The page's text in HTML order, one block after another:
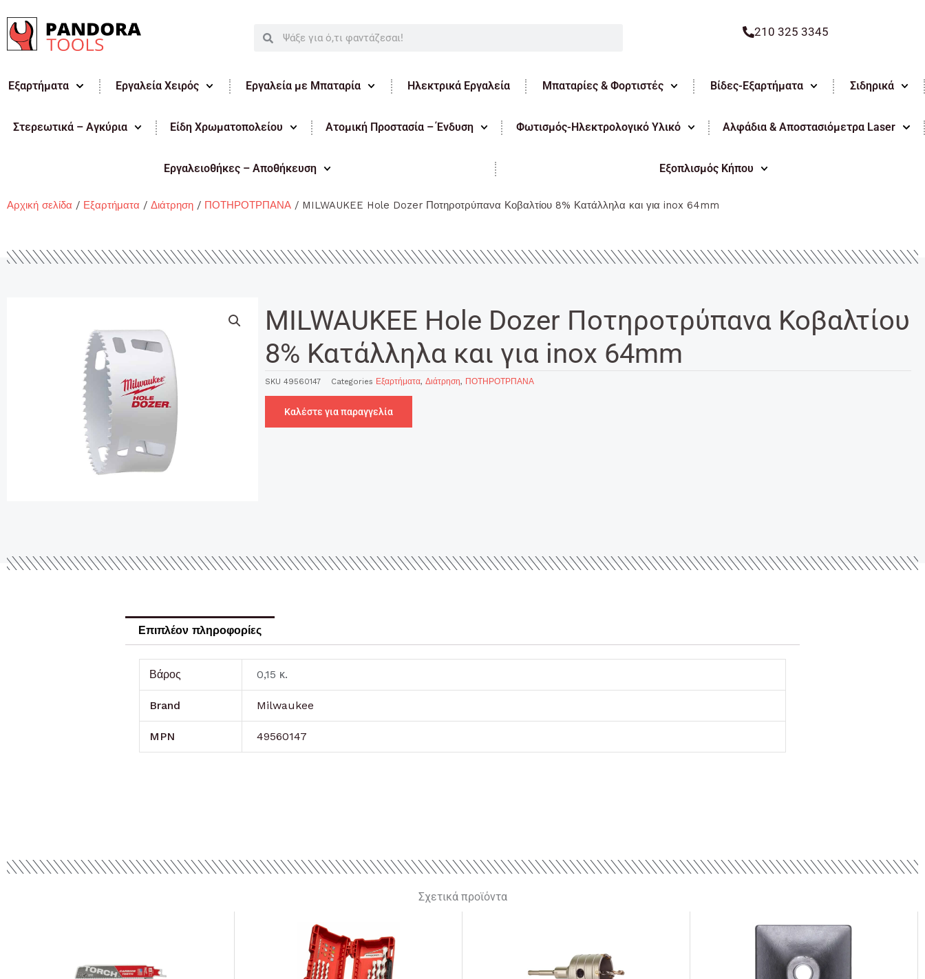
στο
περιεχόμενο
SearchSearch 210 325 3345
Εξαρτήματα Εργαλεία Χειρός Εργαλεία με Μπαταρία Ηλεκτρικά Εργαλεία Μπαταρίες & Φορτιστές Βίδες-Εξαρτήματα Σιδηρικά
Στερεωτικά – Αγκύρια Είδη Χρωματοπολείου Ατομική Προστασία – Ένδυση Φωτισμός-Ηλεκτρολογικό Υλικό Αλφάδια & Αποστασιόμετρα Laser
Εργαλειοθήκες – Αποθήκευση Εξοπλισμός Κήπου
Αρχική σελίδα / Εξαρτήματα / Διάτρηση / ΠΟΤΗΡΟΤΡΠΑΝΑ / MILWAUKEE Hole Dozer Ποτηροτρύπανα Κοβαλτίου 8% Κατάλληλα και για inox 64mm
MILWAUKEE Hole Dozer Ποτηροτρύπανα Κοβαλτίου
8% Κατάλληλα και για inox 64mm
SKU 49560147 Categories Εξαρτήματα, Διάτρηση, ΠΟΤΗΡΟΤΡΠΑΝΑ
Καλέστε για παραγγελία
Επιπλέον πληροφορίες
Βάρος 0,15 κ.
Brand Milwaukee
MPN 49560147
Σχετικά προϊόντα